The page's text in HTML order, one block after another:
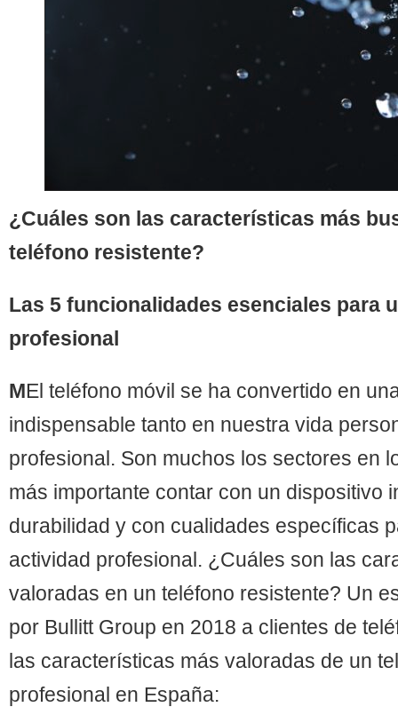
¿Cuáles son las características más
teléfono resistente?
Las 5 funcionalidades esenciales para
profesional
MEl teléfono móvil se ha convertido en
indispensable tanto en nuestra vida
profesional. Son muchos los sectores en
más importante contar con un dispositivo
durabilidad y con cualidades específicas
actividad profesional. ¿Cuáles son las
valoradas en un teléfono resistente? Un
por Bullitt Group en 2018 a clientes de
las características más valoradas de un
profesional en España: